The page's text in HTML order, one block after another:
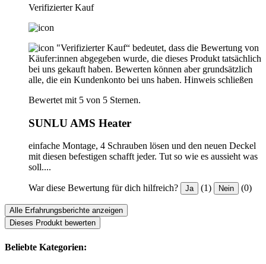
Verifizierter Kauf
"Verifizierter Kauf“ bedeutet, dass die Bewertung von
Käufer:innen abgegeben wurde, die dieses Produkt tatsächlich
bei uns gekauft haben. Bewerten können aber grundsätzlich
alle, die ein Kundenkonto bei uns haben. Hinweis schließen
Bewertet mit 5 von 5 Sternen.
SUNLU AMS Heater
einfache Montage, 4 Schrauben lösen und den neuen Deckel
mit diesen befestigen schafft jeder. Tut so wie es aussieht was
soll....
War diese Bewertung für dich hilfreich? Ja (1) Nein (0)
Alle Erfahrungsberichte anzeigen
Dieses Produkt bewerten
Beliebte Kategorien: